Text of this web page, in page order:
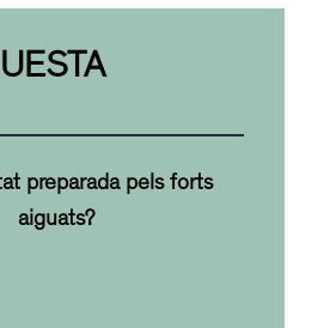
preparada pels forts
aiguats?